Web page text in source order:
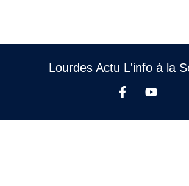
Lourdes Actu L'info à la